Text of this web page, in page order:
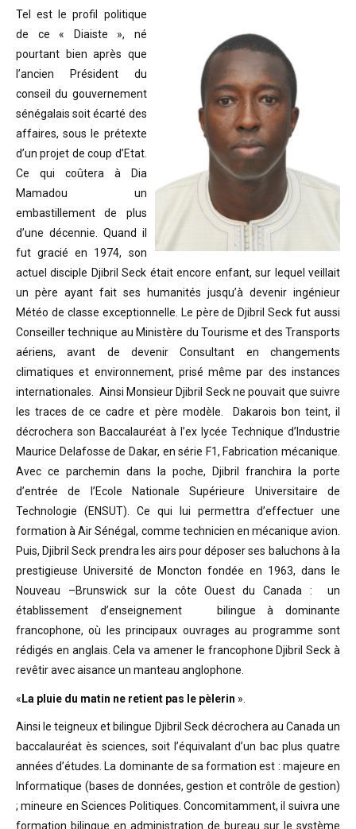
Tel est le profil politique
de ce « Diaiste », né
pourtant bien après que
l’ancien Président du
conseil du gouvernement
sénégalais soit écarté des
affaires, sous le prétexte
d’un projet de coup d’Etat.
Ce qui coûtera à Dia
Mamadou un
embastillement de plus
d’une décennie. Quand il
fut gracié en 1974, son
actuel disciple Djibril Seck était encore enfant, sur lequel veillait
un père ayant fait ses humanités jusqu’à devenir ingénieur
Météo de classe exceptionnelle. Le père de Djibril Seck fut aussi
Conseiller technique au Ministère du Tourisme et des Transports
aériens, avant de devenir Consultant en changements
climatiques et environnement, prisé même par des instances
internationales. Ainsi Monsieur Djibril Seck ne pouvait que suivre
les traces de ce cadre et père modèle. Dakarois bon teint, il
décrochera son Baccalauréat à l’ex lycée Technique d’Industrie
Maurice Delafosse de Dakar, en série F1, Fabrication mécanique.
Avec ce parchemin dans la poche, Djibril franchira la porte
d’entrée de l’Ecole Nationale Supérieure Universitaire de
Technologie (ENSUT). Ce qui lui permettra d’effectuer une
formation à Air Sénégal, comme technicien en mécanique avion.
Puis, Djibril Seck prendra les airs pour déposer ses baluchons à la
prestigieuse Université de Moncton fondée en 1963, dans le
Nouveau –Brunswick sur la côte Ouest du Canada : un
établissement d’enseignement bilingue à dominante
francophone, où les principaux ouvrages au programme sont
rédigés en anglais. Cela va amener le francophone Djibril Seck à
revêtir avec aisance un manteau anglophone.
«La pluie du matin ne retient pas le pèlerin ».
Ainsi le teigneux et bilingue Djibril Seck décrochera au Canada un
baccalauréat ès sciences, soit l’équivalant d’un bac plus quatre
années d’études. La dominante de sa formation est : majeure en
Informatique (bases de données, gestion et contrôle de gestion)
; mineure en Sciences Politiques. Concomitamment, il suivra une
formation bilingue en administration de bureau sur le système